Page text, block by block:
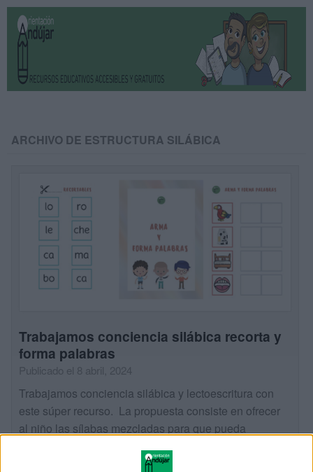
ARCHIVO DE ESTRUCTURA SILÁBICA
Trabajamos conciencia silábica recorta y
forma palabras
Publicado el 8 abril, 2024
Trabajamos conciencia silábica y lectoescritura con
este súper recurso. La propuesta consiste en ofrecer
al niño las sílabas mezcladas para que pueda